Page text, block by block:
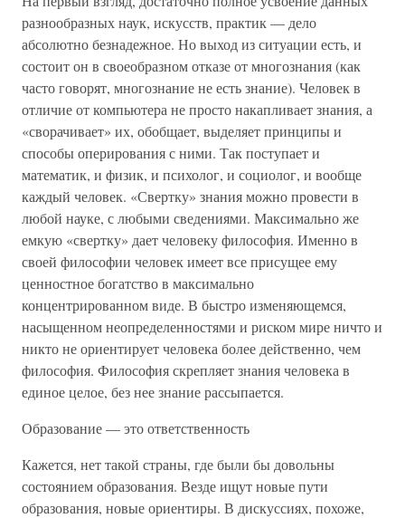
разнообразных наук, искусств, практик — дело
абсолютно безнадежное. Но выход из ситуации есть, и
состоит он в своеобразном отказе от многознания (как
часто говорят, многознание не есть знание). Человек в
отличие от компьютера не просто накапливает знания, а
«сворачивает» их, обобщает, выделяет принципы и
способы оперирования с ними. Так поступает и
математик, и физик, и психолог, и социолог, и вообще
каждый человек. «Свертку» знания можно провести в
любой науке, с любыми сведениями. Максимально же
емкую «свертку» дает человеку философия. Именно в
своей философии человек имеет все присущее ему
ценностное богатство в максимально
концентрированном виде. В быстро изменяющемся,
насыщенном неопределенностями и риском мире ничто и
никто не ориентирует человека более действенно, чем
философия. Философия скрепляет знания человека в
единое целое, без нее знание рассыпается.
Образование — это ответственность
Кажется, нет такой страны, где были бы довольны
состоянием образования. Везде ищут новые пути
образования, новые ориентиры. В дискуссиях, похоже,